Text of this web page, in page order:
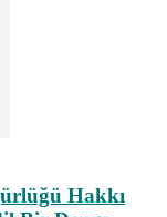
Hakkı